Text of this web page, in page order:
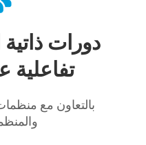
دورات ذاتية
تفاعلية
بالتعاون مع